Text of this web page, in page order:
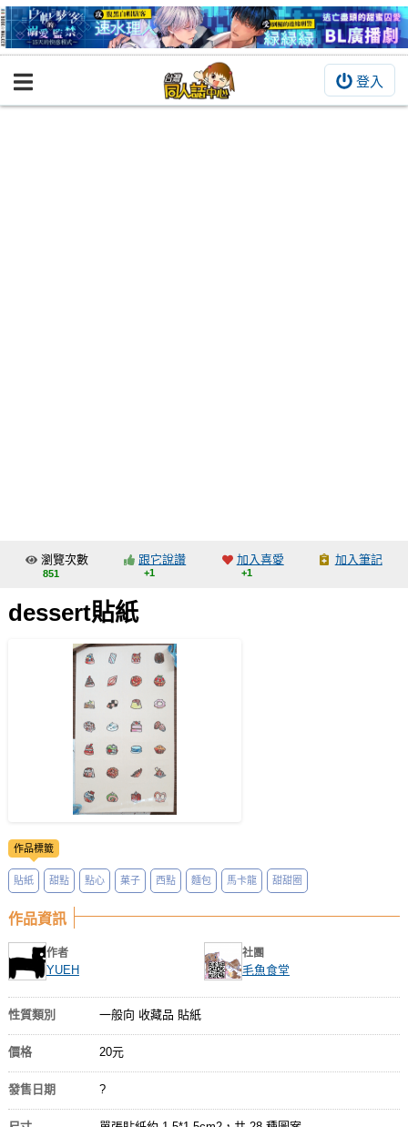
登入
BOOKY書集倉庫
交流中心
攤位轉讓區
會員中心
註冊會員
登入
瀏覽次數
851
跟它說讚
+1
加入喜愛
+1
加入筆記
dessert貼紙
作品標籤
貼紙 甜點 點心 菓子 西點 麵包 馬卡龍 甜甜圈
作品資訊
作者
YUEH
社團
毛魚食堂
性質類別 一般向 收藏品 貼紙
價格 20元
發售日期 ?